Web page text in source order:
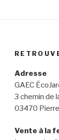
Adresse
GAEC
3 chemin de
03470
Vente à la